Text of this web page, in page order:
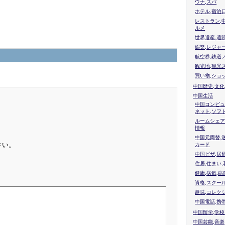
。
ウナ,スパ
ホテル,宿泊
レストラン,
ルメ
世界遺産,遺
娯楽,レジャ
航空券,鉄道,
観光地,観光
買い物,ショ
中国歴史,文
中国生活
中国コンピ
ネット,ソフ
ルームシェ
情報
中国元両替,
カード
中国ビザ,居
住居,住まい,
健康,病気,病
資格,スクー
趣味,コレク
中国電話,携
中国留学,学
中国芸能,音